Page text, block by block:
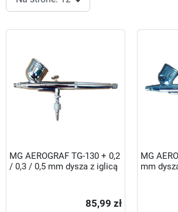
MG AEROGRAF TG-130 + 0,2
/ 0,3 / 0,5 mm dysza z iglicą
85,99 zł
MG
mm